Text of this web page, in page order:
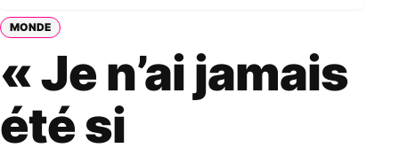
MONDE
« Je n’ai jamais
été si